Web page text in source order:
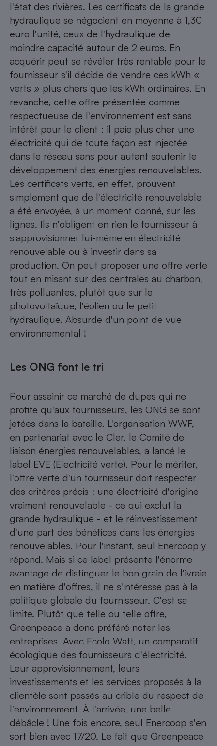
l'état des rivières. Les certificats de la grande
hydraulique se négocient en moyenne à 1,30
euro l'unité, ceux de l'hydraulique de
moindre capacité autour de 2 euros. En
acquérir peut se révéler très rentable pour le
fournisseur s'il décide de vendre ces kWh «
verts » plus chers que les kWh ordinaires. En
revanche, cette offre présentée comme
respectueuse de l'environnement est sans
intérêt pour le client : il paie plus cher une
électricité qui de toute façon est injectée
dans le réseau sans pour autant soutenir le
développement des énergies renouvelables.
Les certificats verts, en effet, prouvent
simplement que de l'électricité renouvelable
a été envoyée, à un moment donné, sur les
lignes. Ils n'obligent en rien le fournisseur à
s'approvisionner lui-même en électricité
renouvelable ou à investir dans sa
production. On peut proposer une offre verte
tout en misant sur des centrales au charbon,
très polluantes, plutôt que sur le
photovoltaïque, l'éolien ou le petit
hydraulique. Absurde d'un point de vue
environnemental !
Les ONG font le tri
Pour assainir ce marché de dupes qui ne
profite qu'aux fournisseurs, les ONG se sont
jetées dans la bataille. L'organisation WWF,
en partenariat avec le Cler, le Comité de
liaison énergies renouvelables, a lancé le
label EVE (Électricité verte). Pour le mériter,
l'offre verte d'un fournisseur doit respecter
des critères précis : une électricité d'origine
vraiment renouvelable - ce qui exclut la
grande hydraulique - et le réinvestissement
d'une part des bénéfices dans les énergies
renouvelables. Pour l'instant, seul Enercoop y
répond. Mais si ce label présente l'énorme
avantage de distinguer le bon grain de l'ivraie
en matière d'offres, il ne s'intéresse pas à la
politique globale du fournisseur. C'est sa
limite. Plutôt que telle ou telle offre,
Greenpeace a donc préféré noter les
entreprises. Avec Ecolo Watt, un comparatif
écologique des fournisseurs d'électricité.
Leur approvisionnement, leurs
investissements et les services proposés à la
clientèle sont passés au crible du respect de
l'environnement. À l'arrivée, une belle
débâcle ! Une fois encore, seul Enercoop s'en
sort bien avec 17/20. Le fait que Greenpeace